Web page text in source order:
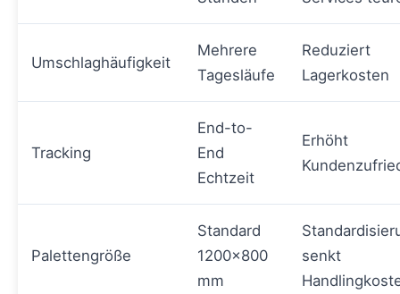
Umschlaghäufigkeit
Mehrere
Tagesläufe
Reduziert
Lagerkosten
Tracking
End-to-
End
Echtzeit
Erhöht
Palettengröße
Standard
1200×800
mm
senkt